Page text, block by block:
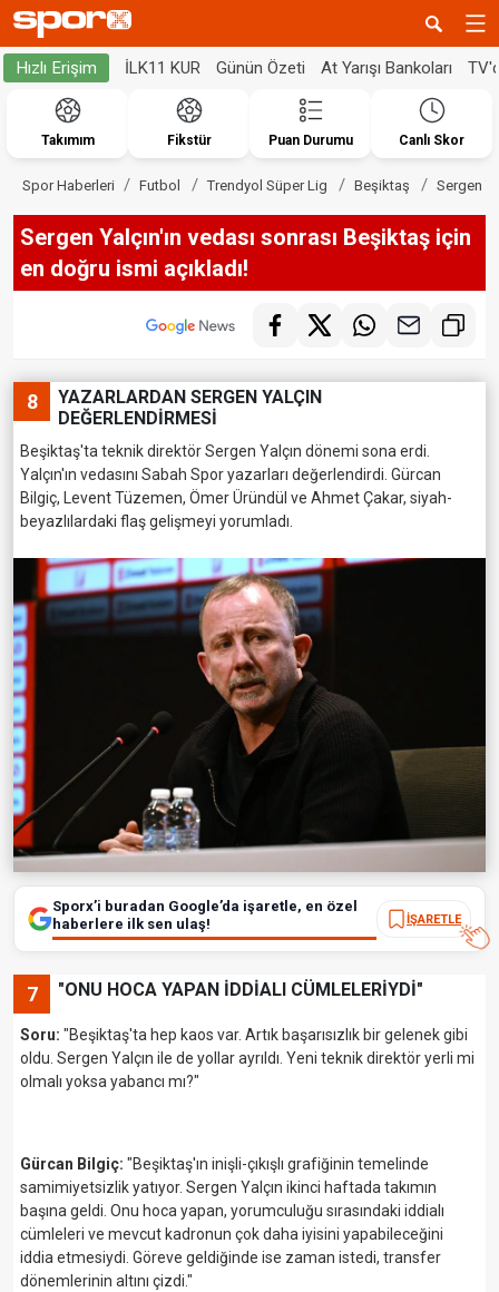
Hızlı Erişim İLK11 KUR Günün Özeti At Yarışı Bankoları
Takımım Fikstür Puan Durumu Canlı Skor
Spor Haberleri Futbol Trendyol Süper Lig Beşiktaş Sergen
Sergen Yalçın'ın vedası sonrası Beşiktaş için
en doğru ismi açıkladı!
8
YAZARLARDAN SERGEN YALÇIN
DEĞERLENDİRMESİ
Beşiktaş'ta teknik direktör Sergen Yalçın dönemi sona erdi.
Yalçın'ın vedasını Sabah Spor yazarları değerlendirdi. Gürcan
Bilgiç, Levent Tüzemen, Ömer Üründül ve Ahmet Çakar, siyah-
beyazlılardaki flaş gelişmeyi yorumladı.
Sporx’i buradan Google’da işaretle, en özel
haberlere ilk sen ulaş!
İŞARETLE
7 "ONU HOCA YAPAN İDDİALI CÜMLELERİYDİ"
Soru: "Beşiktaş'ta hep kaos var. Artık başarısızlık bir gelenek gibi
oldu. Sergen Yalçın ile de yollar ayrıldı. Yeni teknik direktör yerli mi
olmalı yoksa yabancı mı?"
Gürcan Bilgiç: "Beşiktaş'ın inişli-çıkışlı grafiğinin temelinde
samimiyetsizlik yatıyor. Sergen Yalçın ikinci haftada takımın
başına geldi. Onu hoca yapan, yorumculuğu sırasındaki iddialı
cümleleri ve mevcut kadronun çok daha iyisini yapabileceğini
iddia etmesiydi. Göreve geldiğinde ise zaman istedi, transfer
dönemlerinin altını çizdi."